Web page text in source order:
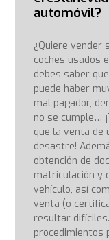
automóvil?
¿Quiere vender
coches usados
debes saber
puede haber
mal pagador,
no se cumple…
que la venta de
desastre!
obtención de
matriculación y
vehículo, así
venta (o
resultar
procedimientos